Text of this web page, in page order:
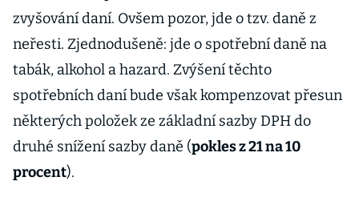
zvyšování daní. Ovšem pozor, jde o tzv. daně z
neřesti. Zjednodušeně: jde o spotřební daně na
tabák, alkohol a hazard. Zvýšení těchto
spotřebních daní bude však kompenzovat přesun
některých položek ze základní sazby DPH do
druhé snížení sazby daně (pokles z 21 na 10
procent).